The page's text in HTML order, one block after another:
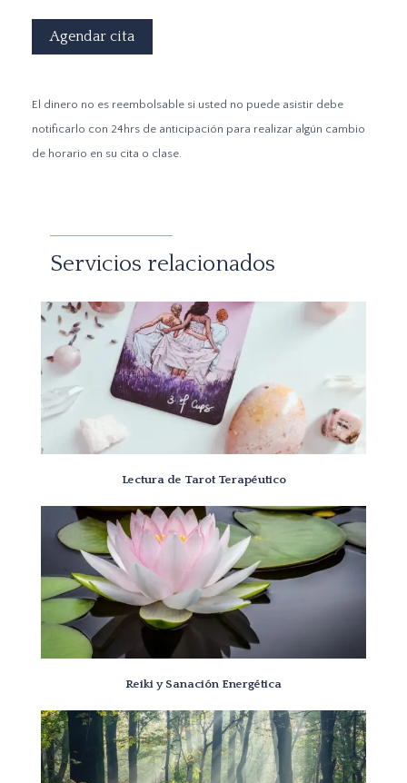
Agendar cita
El dinero no es reembolsable si usted no puede asistir debe
notificarlo con 24hrs de anticipación para realizar algún cambio
de horario en su cita o clase.
Servicios relacionados
Lectura de Tarot Terapéutico
Reiki y Sanación Energética